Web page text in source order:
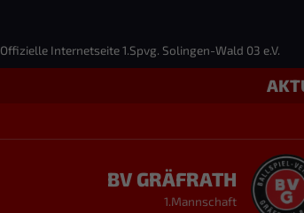
Offizielle Internetseite 1.Spvg. Solingen-Wald 03 e.V.
BV GRÄFRATH
1.Mannschaft